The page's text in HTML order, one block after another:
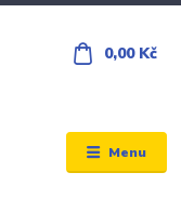
Menu
0,00 Kč